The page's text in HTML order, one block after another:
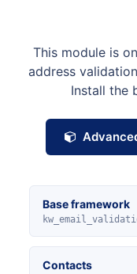
This module is
address
Install the
Base framework
Contacts